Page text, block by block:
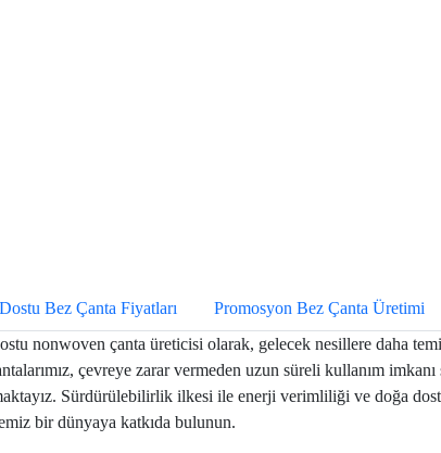
Bez Çanta Fiyatları Promosyon Bez Çanta Üretimi
nonwoven çanta üreticisi olarak, gelecek nesillere daha
çevreye zarar vermeden uzun süreli kullanım
Sürdürülebilirlik ilkesi ile enerji verimliliği ve doğa
bir dünyaya katkıda bulunun.